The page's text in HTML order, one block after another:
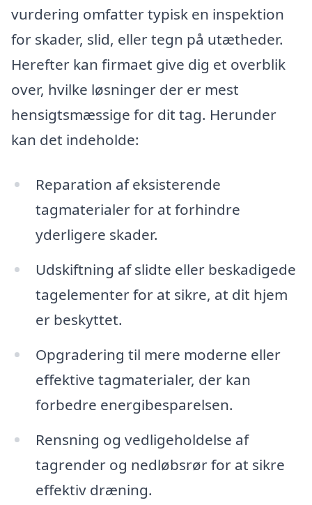
vurdering omfatter typisk en inspektion
for skader, slid, eller tegn på utætheder.
Herefter kan firmaet give dig et overblik
over, hvilke løsninger der er mest
hensigtsmæssige for dit tag. Herunder
kan det indeholde:
Reparation af eksisterende
tagmaterialer for at forhindre
yderligere skader.
Udskiftning af slidte eller beskadigede
tagelementer for at sikre, at dit hjem
er beskyttet.
Opgradering til mere moderne eller
effektive tagmaterialer, der kan
forbedre energibesparelsen.
Rensning og vedligeholdelse af
tagrender og nedløbsrør for at sikre
effektiv dræning.